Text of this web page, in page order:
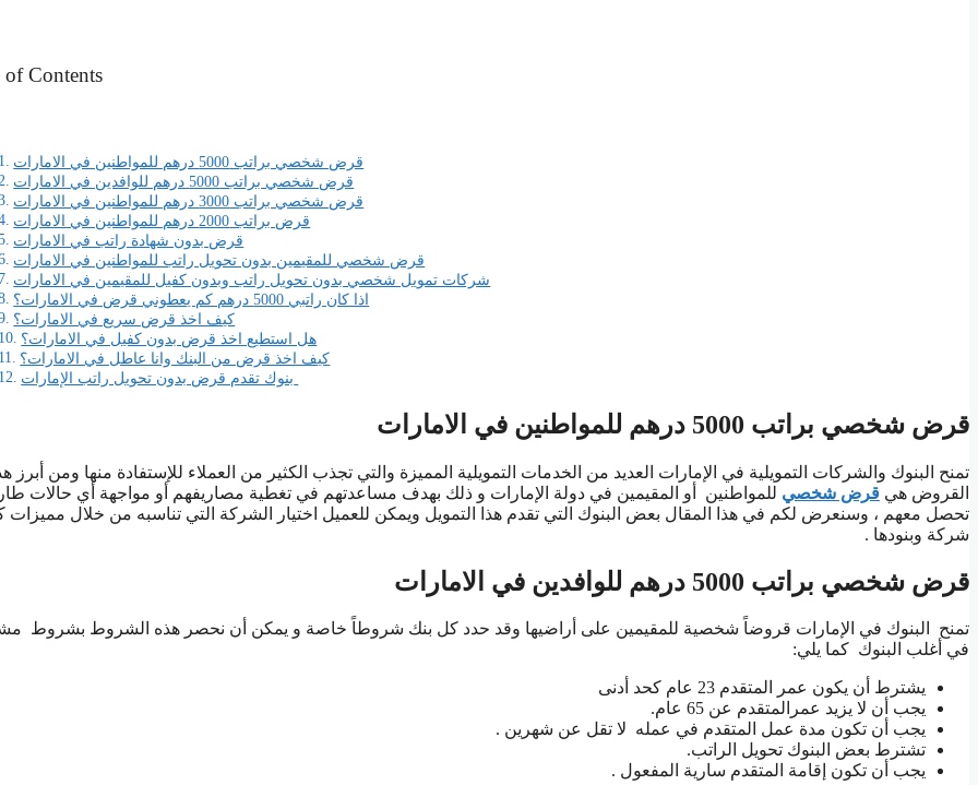
of Contents
قرض شخصي براتب 5000 درهم للمواطنين في الامارات
قرض شخصي براتب 5000 درهم للوافدين في الامارات
قرض شخصي براتب 3000 درهم للمواطنين في الامارات
قرض براتب 2000 درهم للمواطنين في الامارات
قرض بدون شهادة راتب في الامارات
قرض شخصي للمقيمين بدون تحويل راتب للمواطنين في الامارات
شركات تمويل شخصي بدون تحويل راتب وبدون كفيل للمقيمين في الامارات
اذا كان راتبي 5000 درهم كم يعطوني قرض في الامارات؟
كيف اخذ قرض سريع في الامارات؟
هل استطيع اخذ قرض بدون كفيل في الامارات؟
كيف اخذ قرض من البنك وانا عاطل في الامارات؟
قرض شخصي براتب 5000 درهم للمواطنين في الامارات
تمنح البنوك والشركات التمويلية في الإمارات العديد من الخدمات التمويلية المميزة والتي تجذب الكثير من العملاء للإستفادة منها ومن أبرز
القروض هي قرض شخصي للمواطنين أو المقيمين في دولة الإمارات و ذلك بهدف مساعدتهم في تغطية مصاريفهم أو مواجهة أي حالات
تحصل معهم ، وسنعرض لكم في هذا المقال بعض البنوك التي تقدم هذا التمويل ويمكن للعميل اختيار الشركة التي تناسبه من خلال مميزات
شركة وبنودها .
قرض شخصي براتب 5000 درهم للوافدين في الامارات
تمنح البنوك في الإمارات قروضاً شخصية للمقيمين على أراضيها وقد حدد كل بنك شروطاً خاصة و يمكن أن نحصر هذه الشروط بشروط
في أغلب البنوك كما يلي:
يشترط أن يكون عمر المتقدم 23 عام كحد أدنى
يجب أن لا يزيد عمرالمتقدم عن 65 عام.
يجب أن تكون مدة عمل المتقدم في عمله لا تقل عن شهرين .
تشترط بعض البنوك تحويل الراتب.
يجب أن تكون إقامة المتقدم سارية المفعول .